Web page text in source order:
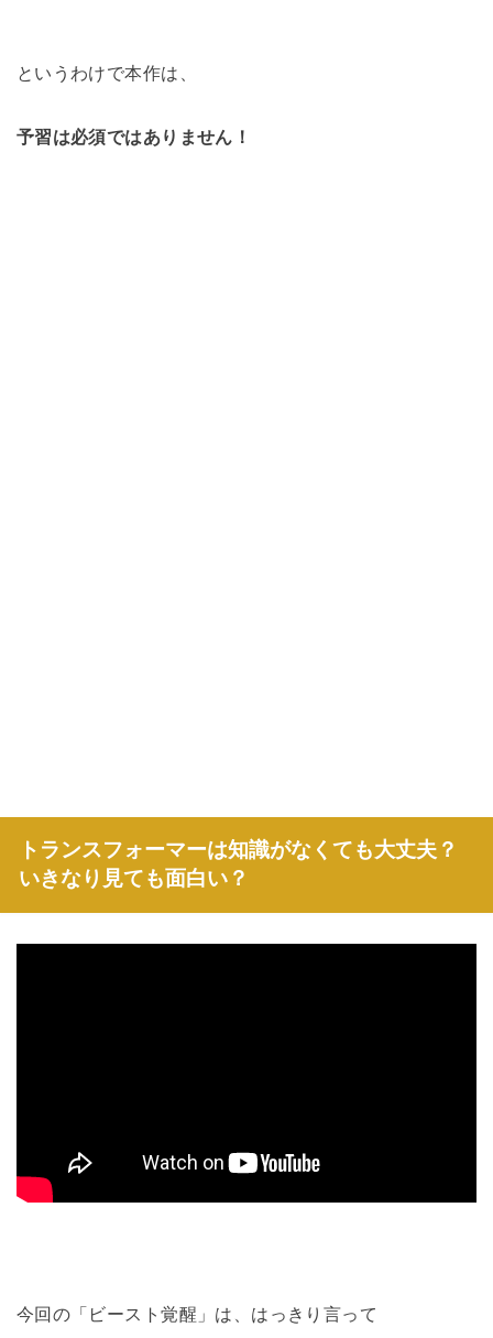
というわけで本作は、
予習は必須ではありません！
トランスフォーマーは知識がなくても大丈夫？
いきなり見ても面白い？
今回の「ビースト覚醒」は、はっきり言って